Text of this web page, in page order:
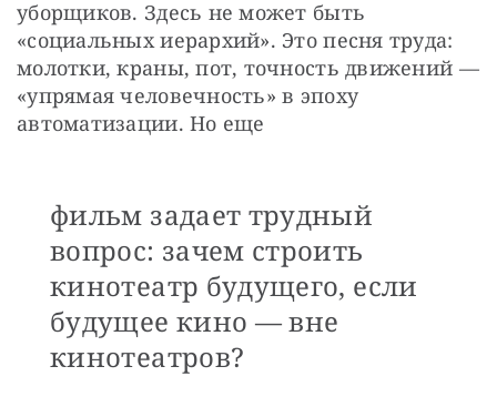
уборщиков. Здесь не может быть
«социальных иерархий». Это песня труда:
молотки, краны, пот, точность движений —
«упрямая человечность» в эпоху
автоматизации. Но еще
фильм задает трудный
вопрос: зачем строить
кинотеатр будущего, если
будущее кино — вне
кинотеатров?